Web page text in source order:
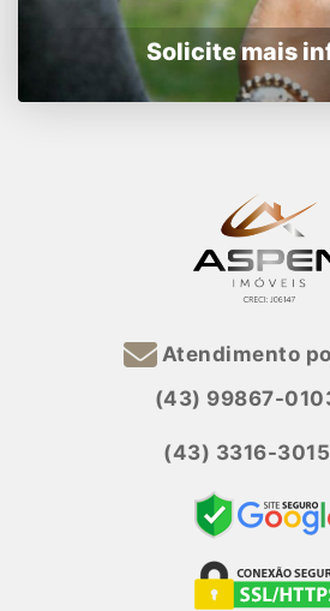
Solicite mais
Atendimento
(43) 99867-
(43) 3316-3015